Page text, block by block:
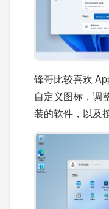
锋哥比较喜欢
自定义图标，调
装的软件，以及